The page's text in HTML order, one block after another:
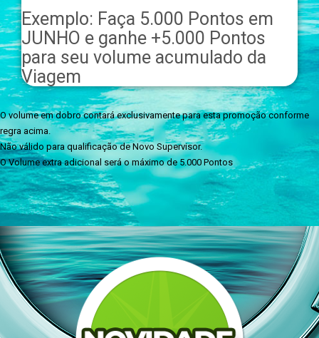
Exemplo: Faça 5.000 Pontos em
JUNHO e ganhe +5.000 Pontos
para seu volume acumulado da
Viagem
O volume em dobro contará exclusivamente para esta promoção conforme
regra acima.
Não válido para qualificação de Novo Supervisor.
O Volume extra adicional será o máximo de 5.000 Pontos